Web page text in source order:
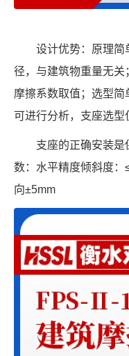
设计优势：原理简
径，与建筑物重量无
摩擦系数取值；选型
可进行分析，支座选
支座的正确安装
数：水平精度倾斜度
向±5mm